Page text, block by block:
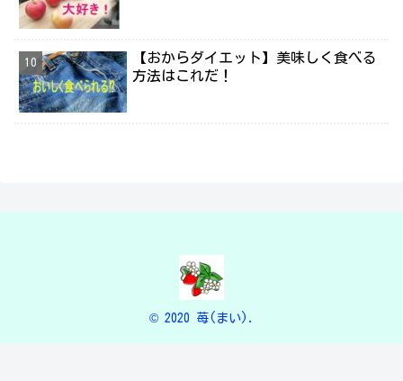
【おからダイエット】美味しく食べる
方法はこれだ！
© 2020 苺(まい).